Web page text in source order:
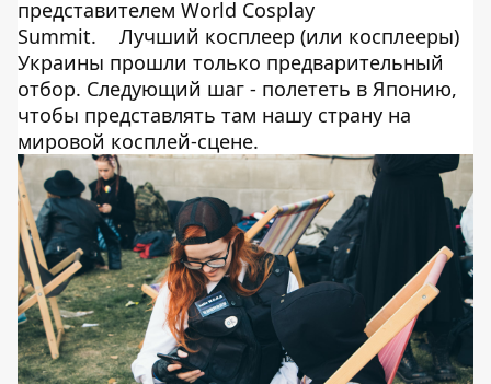
представителем World Cosplay
Summit.
Лучший косплеер (или косплееры)
Украины прошли только предварительный
отбор. Следующий шаг - полететь в Японию,
чтобы представлять там нашу страну на
мировой косплей-сцене.